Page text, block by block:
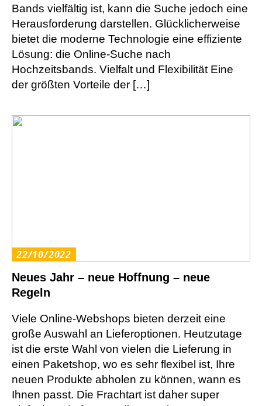
Bands vielfältig ist, kann die Suche jedoch eine
Herausforderung darstellen. Glücklicherweise
bietet die moderne Technologie eine effiziente
Lösung: die Online-Suche nach
Hochzeitsbands. Vielfalt und Flexibilität Eine
der größten Vorteile der […]
22/10/2022
Neues Jahr – neue Hoffnung – neue
Regeln
Viele Online-Webshops bieten derzeit eine
große Auswahl an Lieferoptionen. Heutzutage
ist die erste Wahl von vielen die Lieferung in
einen Paketshop, wo es sehr flexibel ist, Ihre
neuen Produkte abholen zu können, wann es
Ihnen passt. Die Frachtart ist daher super